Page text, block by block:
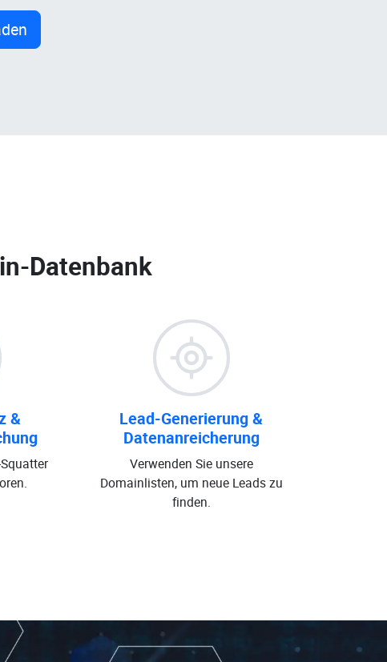
Datenbank
&
Lead-Generierung &
Datenanreicherung
Verwenden Sie unsere
Domainlisten, um neue Leads zu
finden.